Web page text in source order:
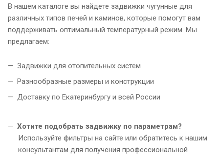
В нашем каталоге вы найдете задвижки чугунные для
различных типов печей и каминов, которые помогут вам
поддерживать оптимальный температурный режим. Мы
предлагаем:
Задвижки для отопительных систем
Разнообразные размеры и конструкции
Доставку по Екатеринбургу и всей России
Хотите подобрать задвижку по параметрам?
Используйте фильтры на сайте или обратитесь к нашим
консультантам для получения профессиональной